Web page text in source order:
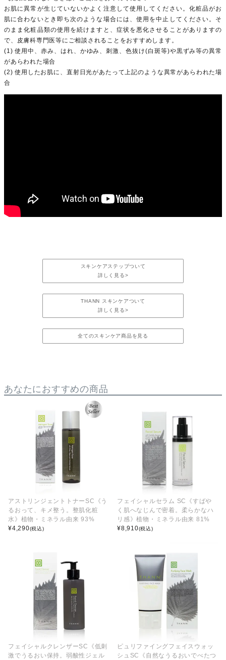
お肌に異常が生じていないかよく注意して使用してください。化粧品がお
肌に合わないとき即ち次のような場合には、使用を中止してください。そ
のまま化粧品類の使用を続けますと、症状を悪化させることがありますの
で、皮膚科専門医等にご相談されることをおすすめします。
(1) 使用中、赤み、はれ、かゆみ、刺激、色抜け(白斑等)や黒ずみ等の異常
があらわれた場合
(2) 使用したお肌に、直射日光があたって上記のような異常があらわれた場
合
スキンケアステップついて
詳しく見る>
THANN スキンケアついて
詳しく見る>
全てのスキンケア商品を見る
あなたにおすすめの商品
アストリンジェントトナーSC《う
るおって、キメ整う。整肌化粧
水》植物・ミネラル由来 93%
¥4,290(税込)
フェイシャルセラム SC《すばや
く肌へなじんで密着。柔らかなハ
リ感》植物・ミネラル由来 81%
¥8,910(税込)
フェイシャルクレンザーSC《低刺
激でうるおい保持。弱酸性ジェル
ピュリファイングフェイスウォッ
シュSC《自然なうるおいでべたつ